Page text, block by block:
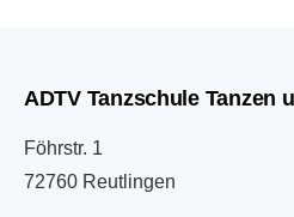
ADTV Tanzschule Tanzen
Föhrstr. 1
72760 Reutlingen